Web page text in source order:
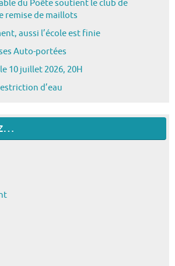
du Poête soutient le club de
remise de maillots
aussi l’école est finie
Auto-portées
10 juillet 2026, 20H
d’eau